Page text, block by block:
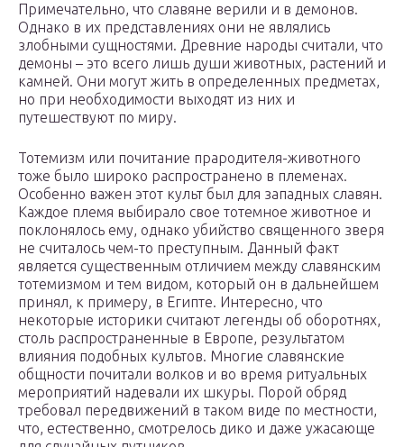
Примечательно, что славяне верили и в демонов.
Однако в их представлениях они не являлись
злобными сущностями. Древние народы считали, что
демоны – это всего лишь души животных, растений и
камней. Они могут жить в определенных предметах,
но при необходимости выходят из них и
путешествуют по миру.
Тотемизм или почитание прародителя-животного
тоже было широко распространено в племенах.
Особенно важен этот культ был для западных славян.
Каждое племя выбирало свое тотемное животное и
поклонялось ему, однако убийство священного зверя
не считалось чем-то преступным. Данный факт
является существенным отличием между славянским
тотемизмом и тем видом, который он в дальнейшем
принял, к примеру, в Египте. Интересно, что
некоторые историки считают легенды об оборотнях,
столь распространенные в Европе, результатом
влияния подобных культов. Многие славянские
общности почитали волков и во время ритуальных
мероприятий надевали их шкуры. Порой обряд
требовал передвижений в таком виде по местности,
что, естественно, смотрелось дико и даже ужасающе